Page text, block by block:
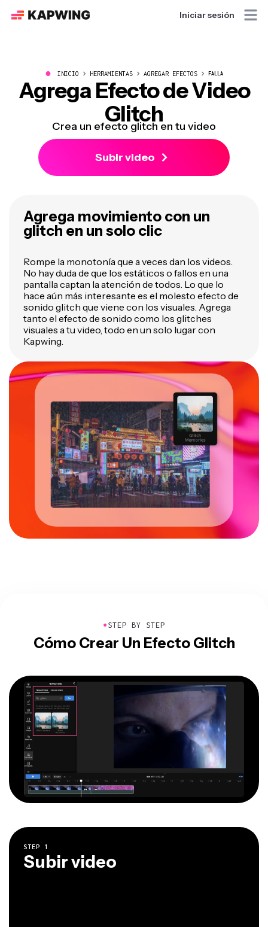
Iniciar sesión
● INICIO HERRAMIENTAS AGREGAR EFECTOS FALLA
Agrega Efecto de Video
Glitch
Crea un efecto glitch en tu video
Subir video
Agrega movimiento con un
glitch en un solo clic
Rompe la monotonía que a veces dan los videos.
No hay duda de que los estáticos o fallos en una
pantalla captan la atención de todos. Lo que lo
hace aún más interesante es el molesto efecto de
sonido glitch que viene con los visuales. Agrega
tanto el efecto de sonido como los glitches
visuales a tu video, todo en un solo lugar con
Kapwing.
●STEP BY STEP
Cómo Crear Un Efecto Glitch
STEP 1
Subir video